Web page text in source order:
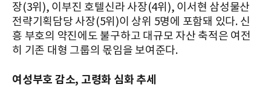
장(3위), 이부진 호텔신라 사장(4위), 이서현 삼성물산
전략기획담당 사장(5위)이 상위 5명에 포함돼 있다. 신
흥 부호의 약진에도 불구하고 대규모 자산 축적은 여전
히 기존 대형 그룹의 몫임을 보여준다.
여성부호 감소, 고령화 심화 추세